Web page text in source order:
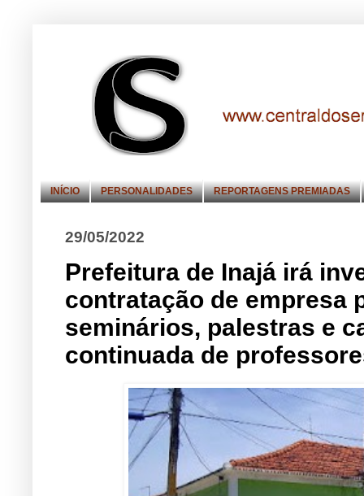
INÍCIO PERSONALIDADES REPORTAGENS PREMIADAS
29/05/2022
Prefeitura de Inajá irá
contratação de empresa
seminários, palestras e
continuada de